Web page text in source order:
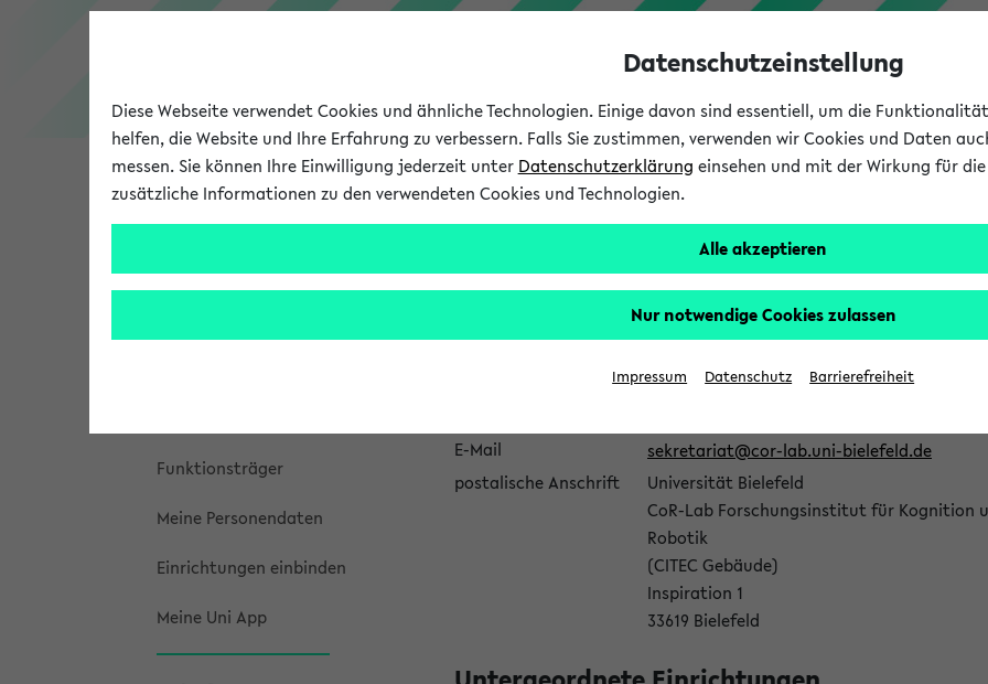
Universität Forschung Studium
Personen- und Einrichtungssuche
Funktionsträger
Meine Personendaten
Einrichtungen einbinden
Meine Uni App
Forschungsinstitut für
und Robotik
E-Mail
sekretariat@cor-lab.uni-bielefeld.de
postalische Anschrift
Universität Bielefeld
CoR-Lab Forschungsinstitut für Kognition
Robotik
(CITEC Gebäude)
Inspiration 1
33619 Bielefeld
Datenschutzeinstellung
Diese Webseite verwendet Cookies und ähnliche Technologien. Einige davon sind essentiell, um die
helfen, die Website und Ihre Erfahrung zu verbessern. Falls Sie zustimmen, verwenden wir Cookies und Daten
messen. Sie können Ihre Einwilligung jederzeit unter Datenschutzerklärung einsehen und mit der Wirkung für
zusätzliche Informationen zu den verwendeten Cookies und Technologien.
Alle akzeptieren
Nur notwendige Cookies zulassen
Impressum Datenschutz Barrierefreiheit